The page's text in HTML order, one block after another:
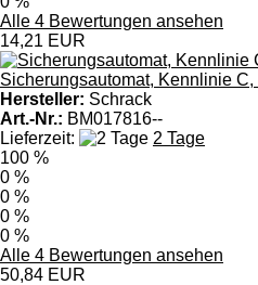
Alle 4 Bewertungen ansehen
14,21 EUR
Sicherungsautomat, Kennlinie
Hersteller: Schrack
Art.-Nr.: BM017816--
Lieferzeit:
2 Tage
100 %
0 %
0 %
0 %
0 %
Alle 4 Bewertungen ansehen
50,84 EUR